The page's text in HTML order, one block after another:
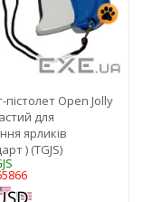
пістолет Open Jolly
для
ярликів
) (TGJS)